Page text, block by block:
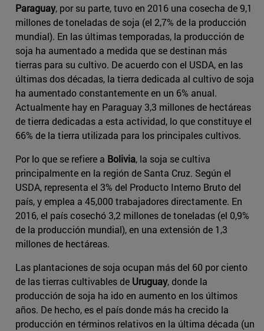
Paraguay, por su parte, tuvo en 2016 una cosecha de 9,1
millones de toneladas de soja (el 2,7% de la producción
mundial). En las últimas temporadas, la producción de
soja ha aumentado a medida que se destinan más
tierras para su cultivo. De acuerdo con el USDA, en las
últimas dos décadas, la tierra dedicada al cultivo de soja
ha aumentado constantemente en un 6% anual.
Actualmente hay en Paraguay 3,3 millones de hectáreas
de tierra dedicadas a esta actividad, lo que constituye el
66% de la tierra utilizada para los principales cultivos.
Por lo que se refiere a Bolivia, la soja se cultiva
principalmente en la región de Santa Cruz. Según el
USDA, representa el 3% del Producto Interno Bruto del
país, y emplea a 45,000 trabajadores directamente. En
2016, el país cosechó 3,2 millones de toneladas (el 0,9%
de la producción mundial), en una extensión de 1,3
millones de hectáreas.
Las plantaciones de soja ocupan más del 60 por ciento
de las tierras cultivables de Uruguay, donde la
producción de soja ha ido en aumento en los últimos
años. De hecho, es el país donde más ha crecido la
producción en términos relativos en la última década (un